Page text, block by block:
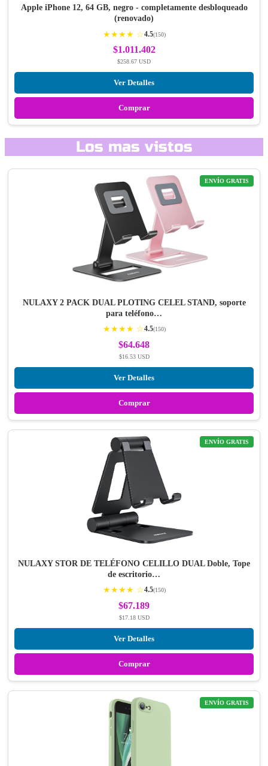
Apple iPhone 12, 64 GB, negro - completamente desbloqueado
(renovado)
★★★★ ☆4.5(150)
$1.011.402
$258.67 USD
Ver Detalles
Comprar
Los mas vistos
ENVÍO GRATIS
NULAXY 2 PACK DUAL PLOTING CELEL STAND, soporte
para teléfono…
★★★★ ☆4.5(150)
$64.648
$16.53 USD
Ver Detalles
Comprar
ENVÍO GRATIS
NULAXY STOR DE TELÉFONO CELILLO DUAL Doble, Tope
de escritorio…
★★★★ ☆4.5(150)
$67.189
$17.18 USD
Ver Detalles
Comprar
ENVÍO GRATIS